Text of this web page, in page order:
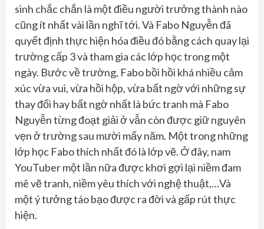
sinh chắc chắn là một điều người trưởng thành nào
cũng ít nhất vài lần nghĩ tới. Và Fabo Nguyễn đã
quyết định thực hiện hóa điều đó bằng cách quay lại
trường cấp 3 và tham gia các lớp học trong một
ngày. Bước về trường, Fabo bồi hồi khá nhiều cảm
xúc vừa vui, vừa hồi hộp, vừa bất ngờ với những sự
thay đổi hay bất ngờ nhất là bức tranh mà Fabo
Nguyễn từng đoạt giải ở vẫn còn được giữ nguyên
vẹn ở trường sau mười mấy năm. Một trong những
lớp học Fabo thích nhất đó là lớp vẽ. Ở đây, nam
YouTuber một lần nữa được khơi gợi lại niềm đam
mê vẽ tranh, niềm yêu thích với nghệ thuật,…Và
một ý tưởng táo bạo được ra đời và gấp rút thực
hiện.